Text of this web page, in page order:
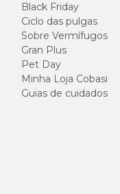
12%
3%
Black Friday
Ciclo das pulgas
Sobre Vermífugos
Gran Plus
Pet Day
Minha Loja Cobasi
Guias de cuidados